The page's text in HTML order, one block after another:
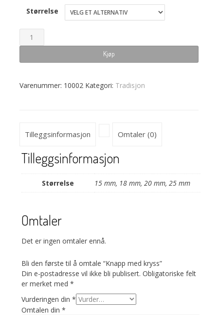
Størrelse
Knapp
med
kryss
Kjøp
Varenummer: 10002 Kategori: Tradisjon
Tilleggsinformasjon Omtaler (0)
Tilleggsinformasjon
Størrelse 15 mm, 18 mm, 20 mm, 25 mm
Omtaler
Det er ingen omtaler ennå.
Bli den første til å omtale “Knapp med kryss”
Din e-postadresse vil ikke bli publisert. Obligatoriske felt
er merket med *
Vurderingen din *
Omtalen din *